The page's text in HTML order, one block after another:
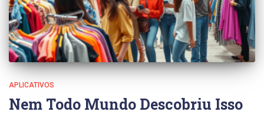
APLICATIVOS
Nem Todo Mundo Descobriu Isso